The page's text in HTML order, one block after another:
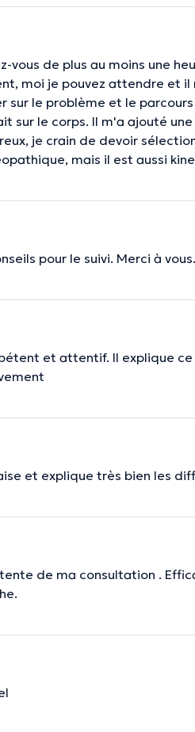
vous de plus au moins une
moi je pouvez attendre et
sur le problème et le
sur le corps. Il m'a ajouté
je crain de devoir
mais il est aussi
pour le suivi. Merci à vous.
et attentif. Il explique
et explique très bien les
de ma consultation .